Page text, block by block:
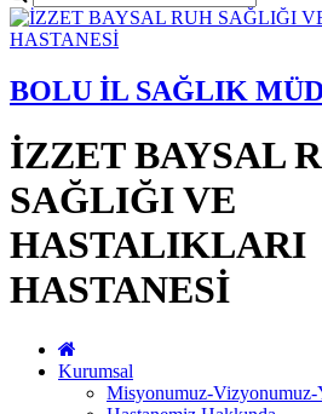
BOLU İL SAĞLIK
İZZET BAYSAL
SAĞLIĞI VE
HASTALIKLARI
HASTANESİ
Kurumsal
Misyonumuz-